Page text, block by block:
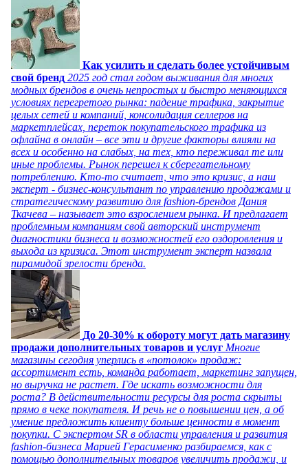
Как усилить и сделать более устойчивым
свой бренд 2025 год стал годом выживания для многих
модных брендов в очень непростых и быстро меняющихся
условиях перегретого рынка: падение трафика, закрытие
целых сетей и компаний, консолидация селлеров на
маркетплейсах, переток покупательского трафика из
офлайна в онлайн – все эти и другие факторы влияли на
всех и особенно на слабых, на тех, кто переживал те или
иные проблемы. Рынок перешел к сберегательному
потреблению. Кто-то считает, что это кризис, а наш
эксперт - бизнес-консультант по управлению продажами и
стратегическому развитию для fashion-брендов Дания
Ткачева – называет это взрослением рынка. И предлагает
проблемным компаниям свой авторский инструмент
диагностики бизнеса и возможностей его оздоровления и
выхода из кризиса. Этот инструмент эксперт назвала
пирамидой зрелости бренда.
До 20-30% к обороту могут дать магазину
продажи дополнительных товаров и услуг Многие
магазины сегодня уперлись в «потолок» продаж:
ассортимент есть, команда работает, маркетинг запущен,
но выручка не растет. Где искать возможности для
роста? В действительности ресурсы для роста скрыты
прямо в чеке покупателя. И речь не о повышении цен, а об
умение предложить клиенту больше ценности в момент
покупки. С экспертом SR в области управления и развития
fashion-бизнеса Марией Герасименко разбираемся, как с
помощью дополнительных товаров увеличить продажи, и